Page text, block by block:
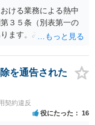
ける業務による熱中
３５条（別表第一の
ます。みんな同条件
を引き起こす明確な
症に至ったという因
により発症したもの
れるため、業務によ
れたのであれば労災
全配慮義務があるに
を通告された
契約違反
役にたった 16